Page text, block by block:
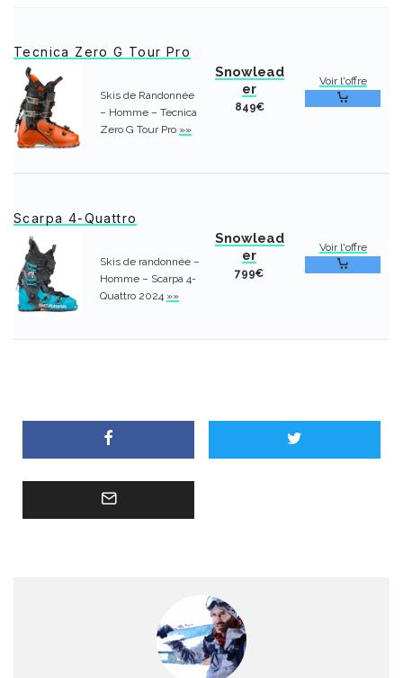
Tecnica Zero G Tour Pro
Skis de Randonnée
– Homme – Tecnica
Zero G Tour Pro »»
Snowlead
er
849€
Voir l'offre
Scarpa 4-Quattro
Skis de randonnée –
Homme – Scarpa 4-
Quattro 2024 »»
Snowlead
er
799€
Voir l'offre